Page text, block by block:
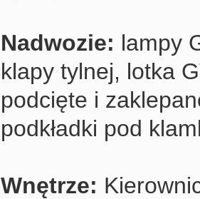
Nadwozie: lampy
klapy tylnej, lotka
podcięte i
podkładki pod
Wnętrze: